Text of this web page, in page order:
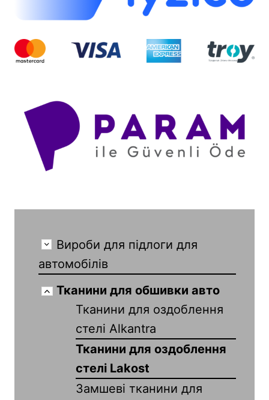
Вироби для підлоги для
автомобілів
Тканини для обшивки авто
Тканини для оздоблення
стелі Alkantra
Тканини для оздоблення
стелі Lakost
Замшеві тканини для